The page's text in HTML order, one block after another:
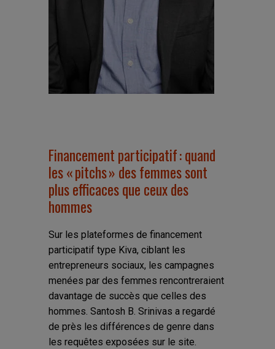
Financement participatif : quand
les « pitchs » des femmes sont
plus efficaces que ceux des
hommes
Sur les plateformes de financement
participatif type Kiva, ciblant les
entrepreneurs sociaux, les campagnes
menées par des femmes rencontreraient
davantage de succès que celles des
hommes. Santosh B. Srinivas a regardé
de près les différences de genre dans
les requêtes exposées sur le site.